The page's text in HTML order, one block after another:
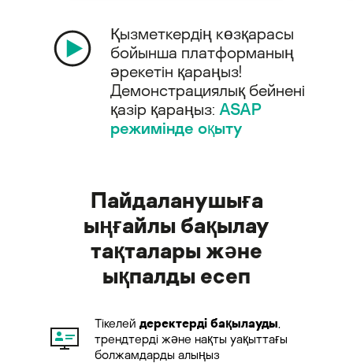
Қызметкердің көзқарасы
бойынша платформаның
әрекетін қараңыз!
Демонстрациялық бейнені
қазір қараңыз: ASAP
режимінде оқыту
Пайдаланушыға
ыңғайлы бақылау
тақталары және
ықпалды есеп
Тікелей деректерді бақылауды
трендтерді және нақты уақыттағы
болжамдарды алыңыз